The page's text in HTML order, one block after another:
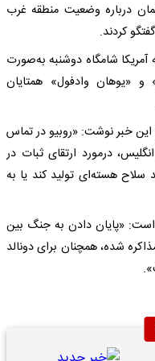
درباره وضعیت منطقه غرب
کردند.
آمریکا شامگاه دوشنبه به‌صورت
و «یوهان وادفول» همتایان
این خبر نوشت: «روبیو در تماس
درمورد ارتقای ثبات در
سلاح هسته‌ای تولید کند یا به
است: «پایان دادن به جنگ بین
شده، همچنان برای دونالد